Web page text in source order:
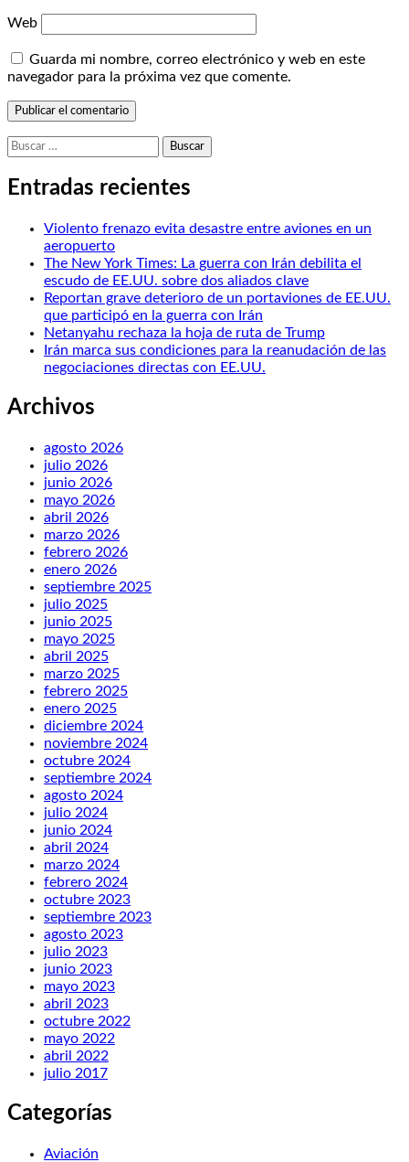
Web
Guarda mi nombre, correo electrónico y web en este
navegador para la próxima vez que comente.
Buscar:
Entradas recientes
Violento frenazo evita desastre entre aviones en un
aeropuerto
The New York Times: La guerra con Irán debilita el
escudo de EE.UU. sobre dos aliados clave
Reportan grave deterioro de un portaviones de EE.UU.
que participó en la guerra con Irán
Netanyahu rechaza la hoja de ruta de Trump
Irán marca sus condiciones para la reanudación de las
negociaciones directas con EE.UU.
Archivos
agosto 2026
julio 2026
junio 2026
mayo 2026
abril 2026
marzo 2026
febrero 2026
enero 2026
septiembre 2025
julio 2025
junio 2025
mayo 2025
abril 2025
marzo 2025
febrero 2025
enero 2025
diciembre 2024
noviembre 2024
octubre 2024
septiembre 2024
agosto 2024
julio 2024
junio 2024
abril 2024
marzo 2024
febrero 2024
octubre 2023
septiembre 2023
agosto 2023
julio 2023
junio 2023
mayo 2023
abril 2023
octubre 2022
mayo 2022
abril 2022
julio 2017
Categorías
Aviación